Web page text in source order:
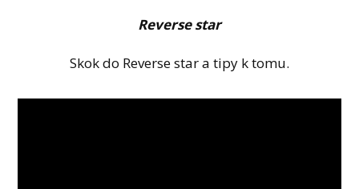
Reverse star
Skok do Reverse star a tipy k tomu.